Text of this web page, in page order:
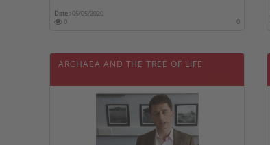
Date :05/05/2020
0
0
ARCHAEA AND THE TREE OF LIFE